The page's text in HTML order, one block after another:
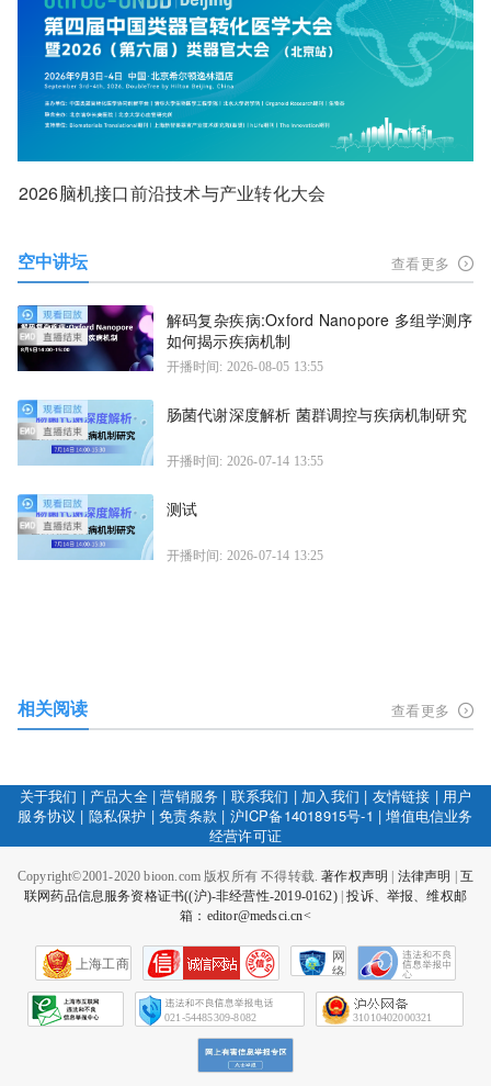
2026脑机接口前沿技术与产业转化大会
空中讲坛 查看更多
解码复杂疾病:Oxford Nanopore 多组学测序
如何揭示疾病机制
开播时间: 2026-08-05 13:55
肠菌代谢深度解析 菌群调控与疾病机制研究
开播时间: 2026-07-14 13:55
测试
开播时间: 2026-07-14 13:25
相关阅读 查看更多
关于我们 | 产品大全|营销服务 | 联系我们 | 加入我们 | 友情链接 | 用户
服务协议 | 隐私保护 |免责条款 | 沪ICP备14018915号-1 |增值电信业务
经营许可证
Copyright©2001-2020 bioon.com 版权所有 不得转载.著作权声明 | 法律声明 | 互
联网药品信息服务资格证书((沪)-非经营性-2019-0162)|投诉、举报、维权邮
箱：editor@medsci.cn<
上海工商
网
络
会
征
021-54485309-8082 31010402000321